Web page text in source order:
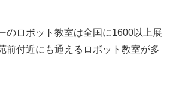
のロボット教室は全国に1600以上展
前付近にも通えるロボット教室が多